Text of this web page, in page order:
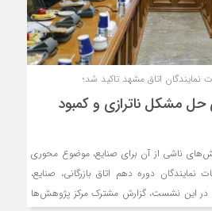
اتاق مشهد تاکید شد؛
حل مشکل ناترازی و کمبود
ناشی از آن برای صنایع، موضوع محوری
دوره دهم اتاق بازرگانی، صنایع،
در این نشست، گزارش مشترک مرکز پژوهش‌ها